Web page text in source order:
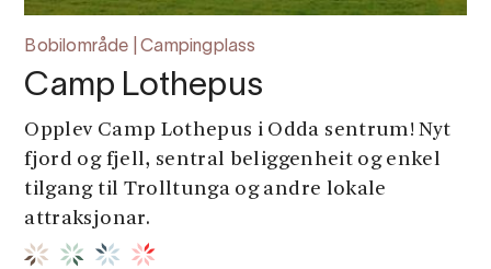
Bobilområde | Campingplass
Camp Lothepus
Opplev Camp Lothepus i Odda sentrum! Nyt
fjord og fjell, sentral beliggenheit og enkel
tilgang til Trolltunga og andre lokale
attraksjonar.